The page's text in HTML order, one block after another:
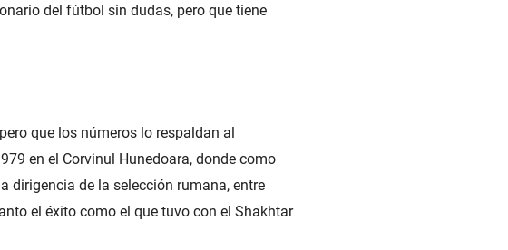
del fútbol sin dudas, pero que tiene
que los números lo respaldan al
en el Corvinul Hunedoara, donde como
dirigencia de la selección rumana, entre
el éxito como el que tuvo con el Shakhtar